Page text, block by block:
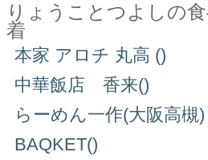
りょうことつよしの
着
本家 アロチ 丸高 ()
中華飯店 香来()
らーめん一作(大阪高槻)
BAQKET()